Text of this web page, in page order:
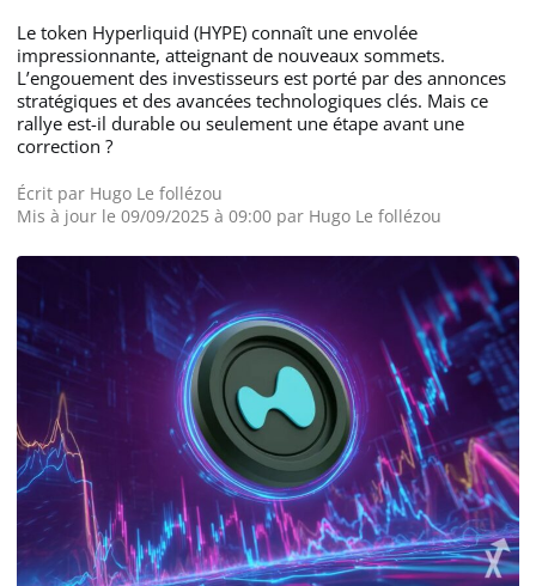
Le token Hyperliquid (HYPE) connaît une envolée
impressionnante, atteignant de nouveaux sommets.
L’engouement des investisseurs est porté par des annonces
stratégiques et des avancées technologiques clés. Mais ce
rallye est-il durable ou seulement une étape avant une
correction ?
Écrit par Hugo Le follézou
Mis à jour le 09/09/2025 à 09:00 par Hugo Le follézou